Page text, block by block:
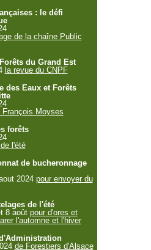
: le défi
de la chaîne Public
du Grand Est
la revue du CNPF
des Eaux et Forêts
François Moyses
forêts
l'été
de bucheronnage
2024 pour envoyer du
de l'été
8 août pour d'ores et
l'automne et l'hiver
de Forestiers d'Alsace